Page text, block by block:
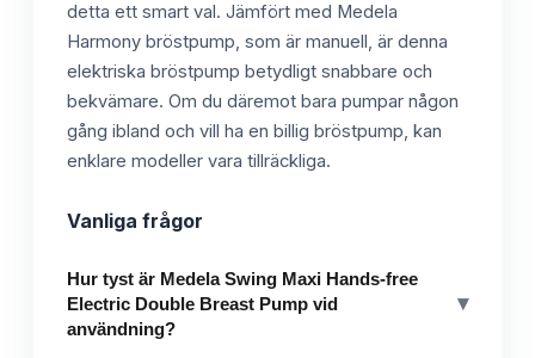
detta ett smart val. Jämfört med Medela
Harmony bröstpump, som är manuell, är denna
elektriska bröstpump betydligt snabbare och
bekvämare. Om du däremot bara pumpar någon
gång ibland och vill ha en billig bröstpump, kan
enklare modeller vara tillräckliga.
Vanliga frågor
Hur tyst är Medela Swing Maxi Hands-free
Electric Double Breast Pump vid
användning?
▾